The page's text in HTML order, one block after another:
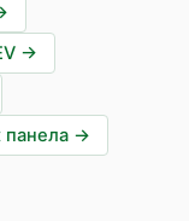
→
панела →